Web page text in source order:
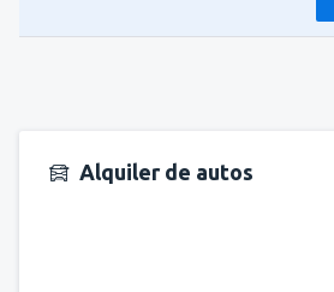
DESDE 461USD
Alquiler de autos